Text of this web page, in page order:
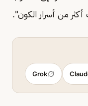
أكثر من أسرار الكون".
Grok